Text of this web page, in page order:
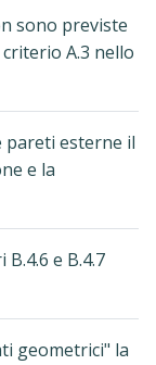
sono previste
A.3 nello
pareti esterne il
e la
B.4.6 e B.4.7
geometrici" la